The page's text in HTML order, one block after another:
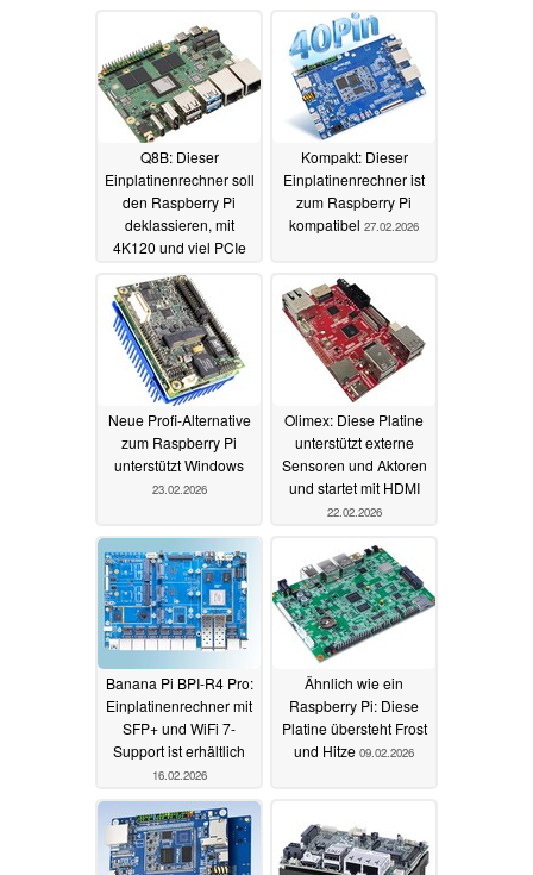
Q8B: Dieser
Einplatinenrechner soll
den Raspberry Pi
deklassieren, mit
4K120 und viel PCIe
03.06.2026
Kompakt: Dieser
Einplatinenrechner ist
zum Raspberry Pi
kompatibel 27.02.2026
Neue Profi-Alternative
zum Raspberry Pi
unterstützt Windows
23.02.2026
Olimex: Diese Platine
unterstützt externe
Sensoren und Aktoren
und startet mit HDMI
22.02.2026
Banana Pi BPI-R4 Pro:
Einplatinenrechner mit
SFP+ und WiFi 7-
Support ist erhältlich
16.02.2026
Ähnlich wie ein
Raspberry Pi: Diese
Platine übersteht Frost
und Hitze 09.02.2026